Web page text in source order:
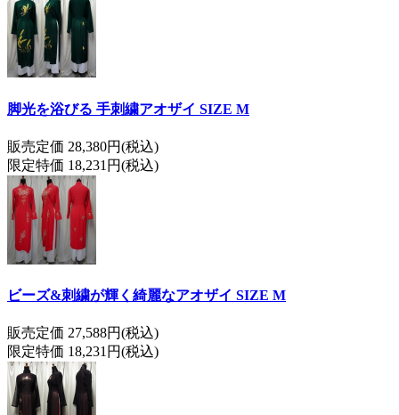
脚光を浴びる 手刺繍アオザイ SIZE M
販売定価 28,380円(税込)
限定特価 18,231円(税込)
ビーズ&刺繍が輝く綺麗なアオザイ SIZE M
販売定価 27,588円(税込)
限定特価 18,231円(税込)